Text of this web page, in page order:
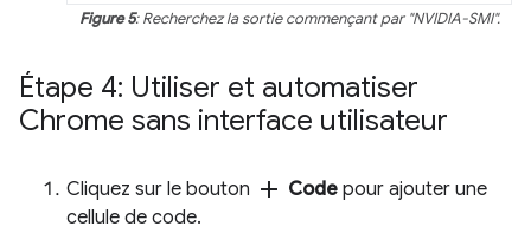
Figure 5: Recherchez la sortie commençant par "NVIDIA-SMI".
Étape 4: Utiliser et automatiser
Chrome sans interface utilisateur
Cliquez sur le bouton add Code pour ajouter une
cellule de code.